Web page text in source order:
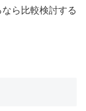
ら比較検討する